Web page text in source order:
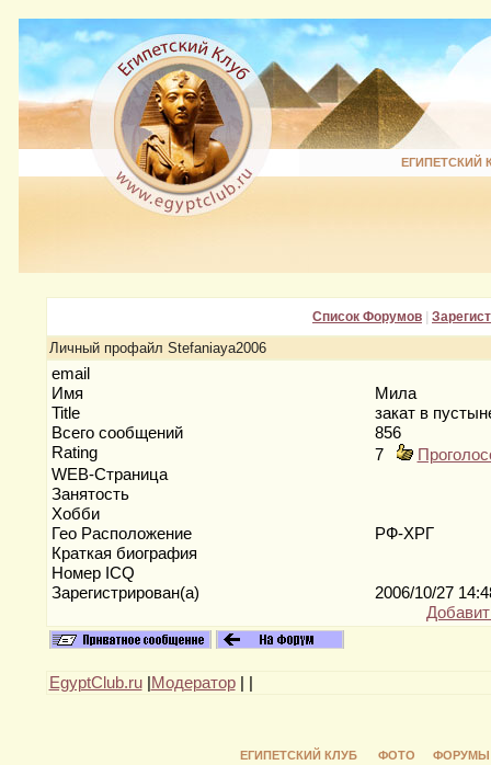
ЕГИПЕТСКИЙ
Список Форумов
Личный профайл Stefaniaya2006
email
Имя
Мила
Title
закат в
Всего сообщений
856
Rating
7
WEB-Страница
Занятость
Хобби
Гео Расположение
РФ-ХРГ
Краткая биография
Номер ICQ
Зарегистрирован(а)
2006/10/27
EgyptClub.ru| Модератор|
ЕГИПЕТСКИЙ КЛУБ ФОТО ФОРУМЫ